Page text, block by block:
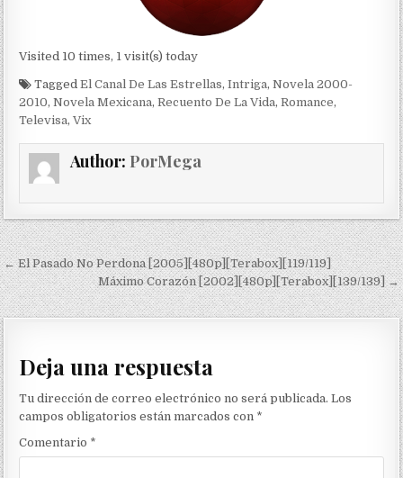
Visited 10 times, 1 visit(s) today
TaggedEl Canal De Las Estrellas,Intriga,Novela 2000-
2010,Novela Mexicana,Recuento De La Vida,Romance,
Televisa,Vix
Author: PorMega
Navegación de entradas
← El Pasado No Perdona [2005][480p][Terabox][119/119]
Máximo Corazón [2002][480p][Terabox][139/139] →
Deja una respuesta
Tu dirección de correo electrónico no será publicada. Los
campos obligatorios están marcados con *
Comentario *